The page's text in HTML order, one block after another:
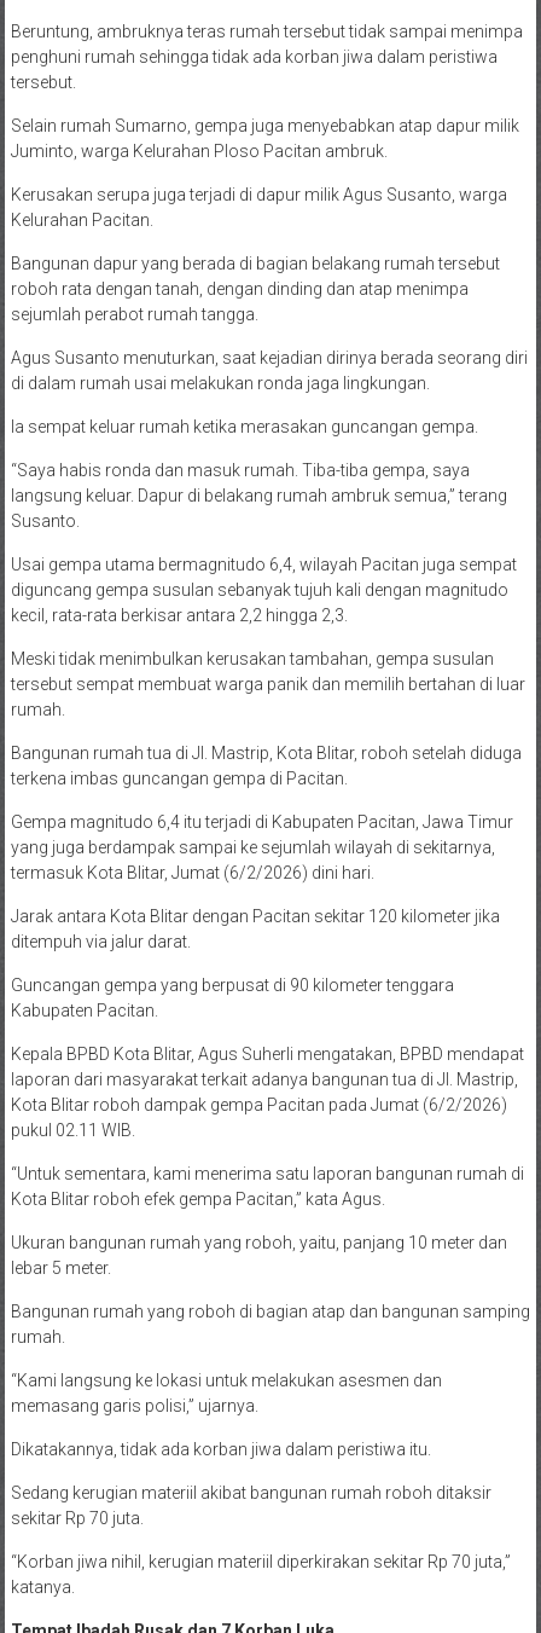
Beruntung, ambruknya teras rumah tersebut tidak sampai menimpa
penghuni rumah sehingga tidak ada korban jiwa dalam peristiwa
tersebut.
Selain rumah Sumarno, gempa juga menyebabkan atap dapur milik
Juminto, warga Kelurahan Ploso Pacitan ambruk.
Kerusakan serupa juga terjadi di dapur milik Agus Susanto, warga
Kelurahan Pacitan.
Bangunan dapur yang berada di bagian belakang rumah tersebut
roboh rata dengan tanah, dengan dinding dan atap menimpa
sejumlah perabot rumah tangga.
Agus Susanto menuturkan, saat kejadian dirinya berada seorang diri
di dalam rumah usai melakukan ronda jaga lingkungan.
Ia sempat keluar rumah ketika merasakan guncangan gempa.
“Saya habis ronda dan masuk rumah. Tiba-tiba gempa, saya
langsung keluar. Dapur di belakang rumah ambruk semua,” terang
Susanto.
Usai gempa utama bermagnitudo 6,4, wilayah Pacitan juga sempat
diguncang gempa susulan sebanyak tujuh kali dengan magnitudo
kecil, rata-rata berkisar antara 2,2 hingga 2,3.
Meski tidak menimbulkan kerusakan tambahan, gempa susulan
tersebut sempat membuat warga panik dan memilih bertahan di luar
rumah.
Bangunan rumah tua di Jl. Mastrip, Kota Blitar, roboh setelah diduga
terkena imbas guncangan gempa di Pacitan.
Gempa magnitudo 6,4 itu terjadi di Kabupaten Pacitan, Jawa Timur
yang juga berdampak sampai ke sejumlah wilayah di sekitarnya,
termasuk Kota Blitar, Jumat (6/2/2026) dini hari.
Jarak antara Kota Blitar dengan Pacitan sekitar 120 kilometer jika
ditempuh via jalur darat.
Guncangan gempa yang berpusat di 90 kilometer tenggara
Kabupaten Pacitan.
Kepala BPBD Kota Blitar, Agus Suherli mengatakan, BPBD mendapat
laporan dari masyarakat terkait adanya bangunan tua di Jl. Mastrip,
Kota Blitar roboh dampak gempa Pacitan pada Jumat (6/2/2026)
pukul 02.11 WIB.
“Untuk sementara, kami menerima satu laporan bangunan rumah di
Kota Blitar roboh efek gempa Pacitan,” kata Agus.
Ukuran bangunan rumah yang roboh, yaitu, panjang 10 meter dan
lebar 5 meter.
Bangunan rumah yang roboh di bagian atap dan bangunan samping
rumah.
“Kami langsung ke lokasi untuk melakukan asesmen dan
memasang garis polisi,” ujarnya.
Dikatakannya, tidak ada korban jiwa dalam peristiwa itu.
Sedang kerugian materiil akibat bangunan rumah roboh ditaksir
sekitar Rp 70 juta.
“Korban jiwa nihil, kerugian materiil diperkirakan sekitar Rp 70 juta,”
katanya.